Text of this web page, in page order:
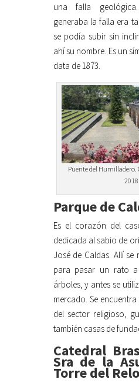
una falla
generaba la falla era
se podía subir sin
ahí su nombre. Es un
data de 1873.
Puente del Humilladero.
2018
Parque de
Es el corazón del
dedicada al sabio de
José de Caldas. Allí
para pasar un rato
árboles, y antes se
mercado. Se
del sector religioso,
también casas de
Catedral
Sra de la
Torre del